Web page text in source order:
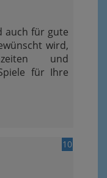
auch für gute
wird,
und
für Ihre
10